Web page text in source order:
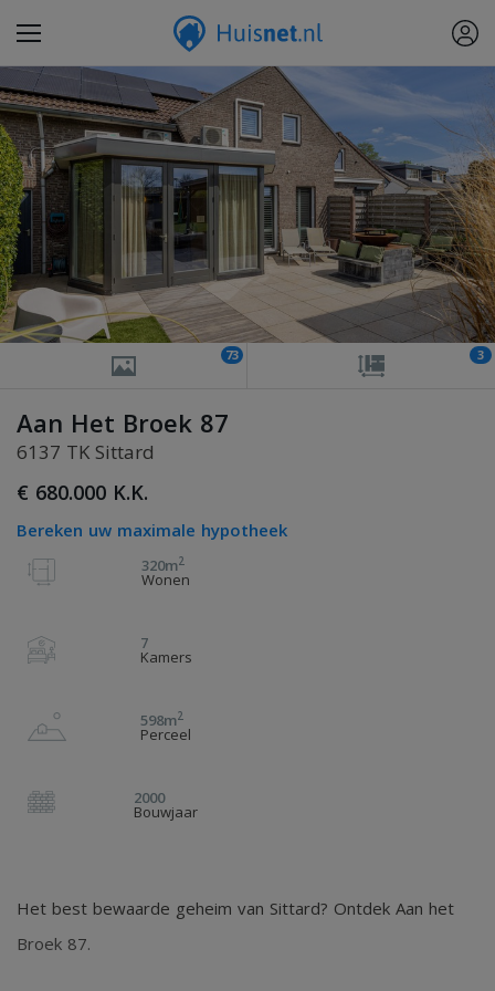
73 3
Aan Het Broek 87
6137 TK Sittard
€ 680.000 K.K.
Bereken uw maximale hypotheek
320m2
Wonen
7
Kamers
598m2
Perceel
2000
Bouwjaar
Het best bewaarde geheim van Sittard? Ontdek Aan het
Broek 87.